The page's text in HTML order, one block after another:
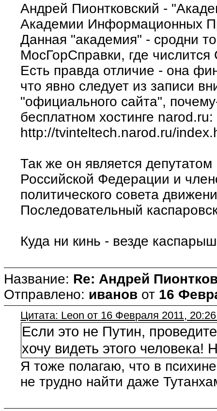
Андрей Пионтковский -
Академии Информационных
Данная "академия" - сродни
МосГорСправки, где числится
Есть правда отличие - она
что явно следует из записи
"официального сайта",
бесплатном хостинге narod.ru:
http://tvinteltech.narod.ru/
Так же он является
Российской Федерации и
политического совета
Последовательный
Куда ни кинь - везде
Название: Re: Андрей
Отправлено: иванов от 16
Цитата: Leon от 16 Февраля 2011,
Если это не Путин,
хочу видеть этого человека!
Я тоже полагаю, что в
не трудно найти даже